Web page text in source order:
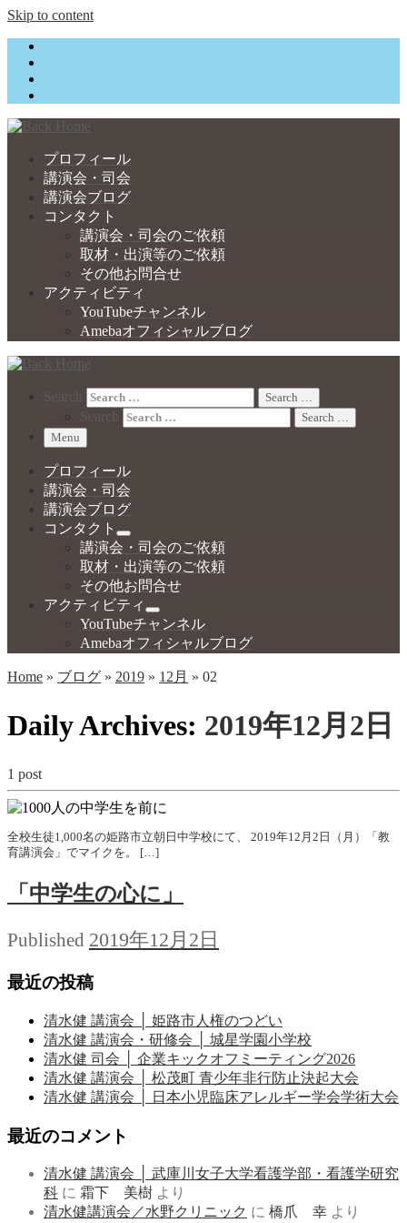
Skip to content
プロフィール
講演会・司会
講演会ブログ
コンタクト
講演会・司会のご依頼
取材・出演等のご依頼
その他お問合せ
アクティビティ
YouTubeチャンネル
Amebaオフィシャルブログ
Search Search …
Search
Search …
Menu
プロフィール
講演会・司会
講演会ブログ
コンタクト
講演会・司会のご依頼
取材・出演等のご依頼
その他お問合せ
アクティビティ
YouTubeチャンネル
Amebaオフィシャルブログ
Home » ブログ » 2019 » 12月 » 02
Daily Archives: 2019年12月2日
1 post
全校生徒1,000名の姫路市立朝日中学校にて、 2019年12月2日（月）「教
育講演会」でマイクを。 […]
「中学生の心に」
Published 2019年12月2日
最近の投稿
清水健 講演会 │ 姫路市人権のつどい
清水健 講演会・研修会 │ 城星学園小学校
清水健 司会 │ 企業キックオフミーティング2026
清水健 講演会 │ 松茂町 青少年非行防止決起大会
清水健 講演会 │ 日本小児臨床アレルギー学会学術大会
最近のコメント
清水健 講演会 │ 武庫川女子大学看護学部・看護学研究
科 に 霜下 美樹 より
清水健講演会／水野クリニック に 橋爪 幸 より